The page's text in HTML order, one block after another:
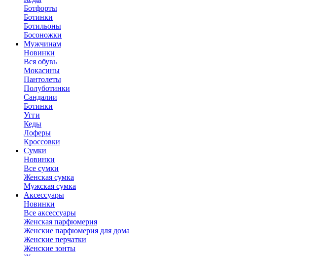
Ботфорты
Ботинки
Ботильоны
Босоножки
Мужчинам
Новинки
Вся обувь
Мокасины
Пантолеты
Полуботинки
Сандалии
Ботинки
Угги
Кеды
Лоферы
Кроссовки
Сумки
Новинки
Все сумки
Женская сумка
Мужская сумка
Аксессуары
Новинки
Все аксессуары
Женская парфюмерия
Женские парфюмерия для дома
Женские перчатки
Женские зонты